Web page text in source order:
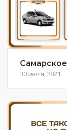
30 июля, 2021